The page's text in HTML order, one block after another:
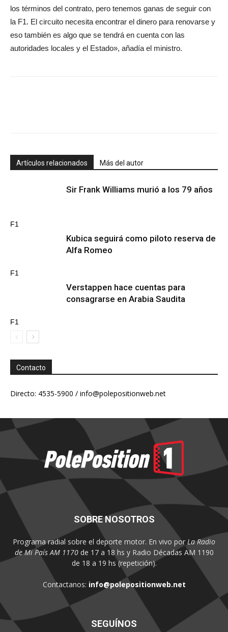
los términos del contrato, pero tenemos ganas de seguir con
la F1. El circuito necesita encontrar el dinero para renovarse y
eso también es algo que se tendrá en cuenta con las
autoridades locales y el Estado», añadía el ministro.
Artículos relacionados Más del autor
F1
Sir Frank Williams murió a los 79 años
F1
Kubica seguirá como piloto reserva de
Alfa Romeo
F1
Verstappen hace cuentas para
consagrarse en Arabia Saudita
Contacto
Directo: 4535-5900 / info@polepositionweb.net
SOBRE NOSOTROS
Programa radial sobre el deporte motor. En vivo por La Radio
de Mi País AM 1170de 17 a 18 hs y Radio Décadas AM 1190
de 18 a 19 hs (repetición).
Contactanos: info@polepositionweb.net
SEGUÍNOS